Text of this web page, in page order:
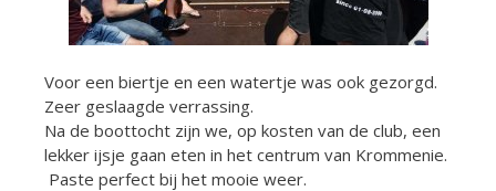
Voor een biertje en een watertje was ook gezorgd.
Zeer geslaagde verrassing.
Na de boottocht zijn we, op kosten van de club, een
lekker ijsje gaan eten in het centrum van Krommenie.
Paste perfect bij het mooie weer.